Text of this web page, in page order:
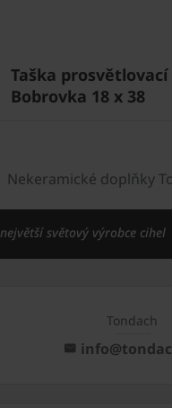
Taška
Bobrovka 18 x 38
Nekeramické doplňky
světový výrobce cihel
Tondach